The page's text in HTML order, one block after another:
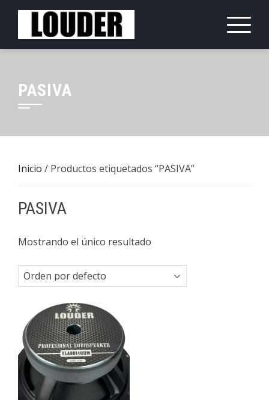
Saltar
contenido
PASIVA
Inicio / Productos etiquetados “PASIVA”
PASIVA
Mostrando el único resultado